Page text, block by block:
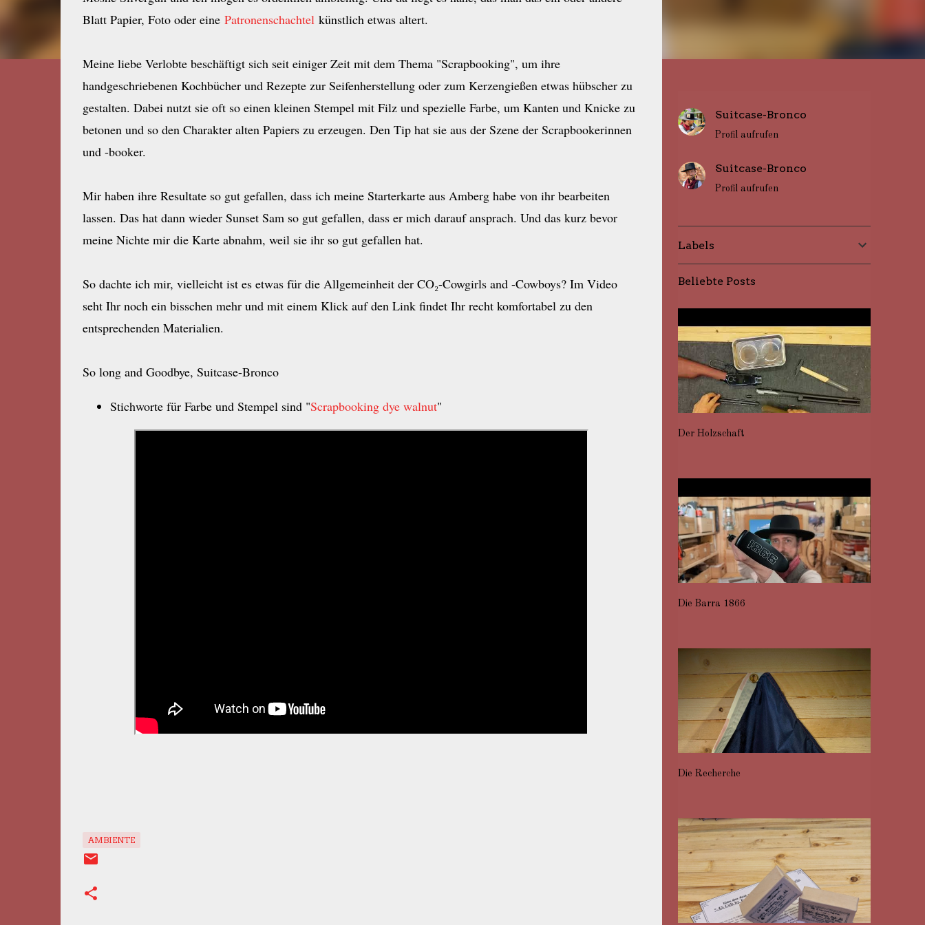
Blatt Papier, Foto oder eine Patronenschachtelkünstlich etwas altert.
Meine liebe Verlobte beschäftigt sich seit einiger Zeit mit dem Thema "Scrapbooking", um ihre
handgeschriebenen Kochbücher und Rezepte zur Seifenherstellung oder zum Kerzengießen etwas hübscher zu
gestalten. Dabei nutzt sie oft so einen kleinen Stempel mit Filz und spezielle Farbe, um Kanten und Knicke zu
betonen und so den Charakter alten Papiers zu erzeugen. Den Tip hat sie aus der Szene der Scrapbookerinnen
und -booker.
Mir haben ihre Resultate so gut gefallen, dass ich meine Starterkarte aus Amberg habe von ihr bearbeiten
lassen. Das hat dann wieder Sunset Sam so gut gefallen, dass er mich darauf ansprach. Und das kurz bevor
meine Nichte mir die Karte abnahm, weil sie ihr so gut gefallen hat.
So dachte ich mir, vielleicht ist es etwas für die Allgemeinheit der CO₂-Cowgirls and -Cowboys? Im Video
seht Ihr noch ein bisschen mehr und mit einem Klick auf den Link findet Ihr recht komfortabel zu den
entsprechenden Materialien.
So long and Goodbye, Suitcase-Bronco
Stichworte für Farbe und Stempel sind "Scrapbooking dye walnut"
AMBIENTE
Suitcase-Bronco
Profil aufrufen
Suitcase-Bronco
Profil aufrufen
Labels
Beliebte Posts
Der Holzschaft
Die Barra 1866
Die Recherche